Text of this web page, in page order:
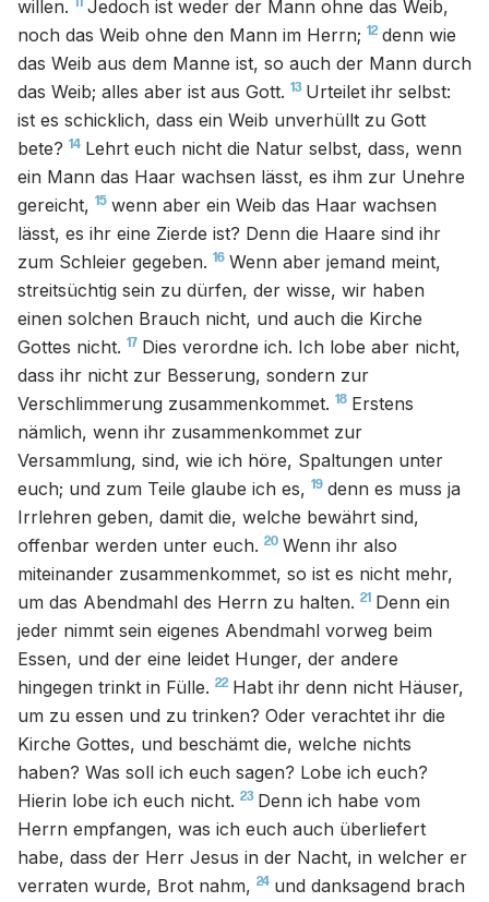
willen.
Jedoch ist weder der Mann ohne das Weib,
noch das Weib ohne den Mann im Herrn; 12 denn wie
das Weib aus dem Manne ist, so auch der Mann durch
das Weib; alles aber ist aus Gott. 13 Urteilet ihr selbst:
ist es schicklich, dass ein Weib unverhüllt zu Gott
bete? 14 Lehrt euch nicht die Natur selbst, dass, wenn
ein Mann das Haar wachsen lässt, es ihm zur Unehre
gereicht, 15 wenn aber ein Weib das Haar wachsen
lässt, es ihr eine Zierde ist? Denn die Haare sind ihr
zum Schleier gegeben. 16 Wenn aber jemand meint,
streitsüchtig sein zu dürfen, der wisse, wir haben
einen solchen Brauch nicht, und auch die Kirche
Gottes nicht. 17 Dies verordne ich. Ich lobe aber nicht,
dass ihr nicht zur Besserung, sondern zur
Verschlimmerung zusammenkommet. 18 Erstens
nämlich, wenn ihr zusammenkommet zur
Versammlung, sind, wie ich höre, Spaltungen unter
euch; und zum Teile glaube ich es, 19 denn es muss ja
Irrlehren geben, damit die, welche bewährt sind,
offenbar werden unter euch. 20 Wenn ihr also
miteinander zusammenkommet, so ist es nicht mehr,
um das Abendmahl des Herrn zu halten. 21 Denn ein
jeder nimmt sein eigenes Abendmahl vorweg beim
Essen, und der eine leidet Hunger, der andere
hingegen trinkt in Fülle. 22 Habt ihr denn nicht Häuser,
um zu essen und zu trinken? Oder verachtet ihr die
Kirche Gottes, und beschämt die, welche nichts
haben? Was soll ich euch sagen? Lobe ich euch?
Hierin lobe ich euch nicht. 23 Denn ich habe vom
Herrn empfangen, was ich euch auch überliefert
habe, dass der Herr Jesus in der Nacht, in welcher er
verraten wurde, Brot nahm, 24 und danksagend brach